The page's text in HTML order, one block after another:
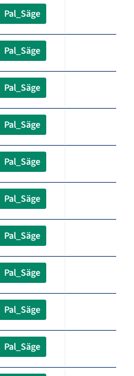
Pal_Säge
Pal_Säge
Pal_Säge
Pal_Säge
Pal_Säge
Pal_Säge
Pal_Säge
Pal_Säge
Pal_Säge
Pal_Säge